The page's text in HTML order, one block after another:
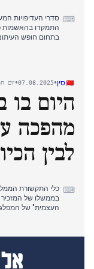
⌨
התמקדו בהאשמות
בתחום חופש
זה התחזק במהלך
ומרכזי התגלה
ערוץ היוטיוב של
(ביאנֶט, מדיסקופ),
"האחדות הסורית
מתמשכות הופיעו
סין•
07.08.2025
•יום
היום בו
מהפכה
לבין
⌨
בממשלו של המזכיר
העצמית" של
תהליך שלם",
ה-15. ככל
דיווחים רשמיים
בינלאומיים וכמה